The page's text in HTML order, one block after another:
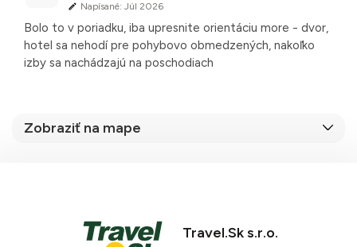
1 recenzia
Napísané: Júl 2026
Bolo to v poriadku, iba upresnite orientáciu more - dvor,
hotel sa nehodí pre pohybovo obmedzených, nakoľko
izby sa nachádzajú na poschodiach
Zobraziť na mape
Travel.Sk s.r.o.